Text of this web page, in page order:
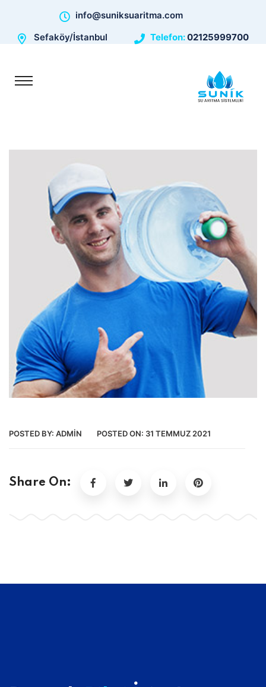
info@suniksuaritma.com
Sefaköy/İstanbul
Telefon:02125999700
POSTED BY: ADMIN POSTED ON: 31 TEMMUZ 2021
Share On: